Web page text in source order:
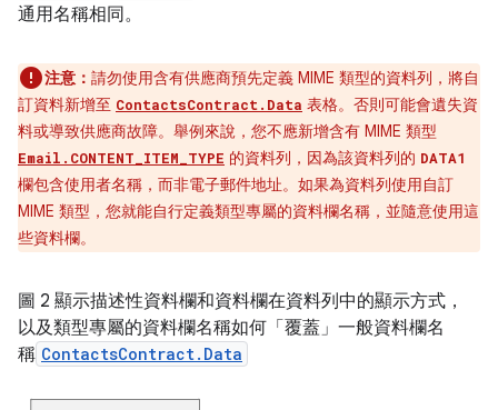
通用名稱相同。
注意： 請勿使用含有供應商預先定義 MIME 類型的資料列，將自
訂資料新增至 ContactsContract.Data 表格。否則可能會遺失資
料或導致供應商故障。舉例來說，您不應新增含有 MIME 類型
Email.CONTENT_ITEM_TYPE 的資料列，因為該資料列的 DATA1
欄包含使用者名稱，而非電子郵件地址。如果為資料列使用自訂
MIME 類型，您就能自行定義類型專屬的資料欄名稱，並隨意使用這
些資料欄。
圖 2 顯示描述性資料欄和資料欄在資料列中的顯示方式，
以及類型專屬的資料欄名稱如何「覆蓋」一般資料欄名
稱 ContactsContract.Data